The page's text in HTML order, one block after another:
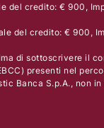
del credito: € 900,
del credito: € 900,
di sottoscrivere il
presenti nel
Banca S.p.A., non